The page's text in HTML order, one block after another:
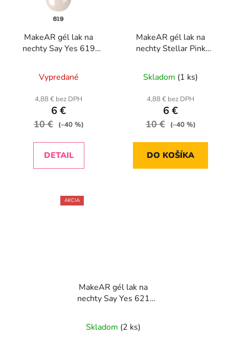
MakeAR gél lak na
nechty Say Yes 619
Vypredané
4,88 € bez DPH
6 €
10 € (–40 %)
DETAIL
MakeAR gél lak na
nechty Stellar Pink
Skladom (1 ks)
4,88 € bez DPH
6 €
10 € (–40 %)
DO KOŠÍKA
AKCIA
MakeAR gél lak na
nechty Say Yes 621
Skladom (2 ks)